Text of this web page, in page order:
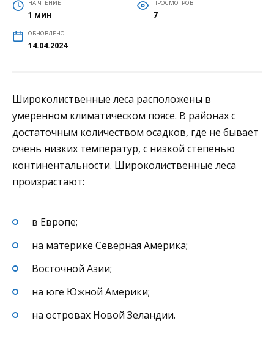
НА ЧТЕНИЕ
1 мин
ПРОСМОТРОВ
7
ОБНОВЛЕНО
14.04.2024
Широколиственные леса расположены в
умеренном климатическом поясе. В районах с
достаточным количеством осадков, где не бывает
очень низких температур, с низкой степенью
континентальности. Широколиственные леса
произрастают:
в Европе;
на материке Северная Америка;
Восточной Азии;
на юге Южной Америки;
на островах Новой Зеландии.